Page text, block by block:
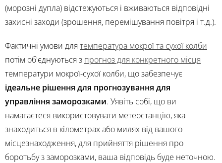
(морозні дупла) відстежуються і вживаються відповідні
захисні заходи (зрошення, перемішування повітря і т.д.).
Фактичні умови для температура мокрої та сухої колби
потім об'єднуються з прогноз для конкретного місця
температури мокрої-сухої колби, що забезпечує
ідеальне рішення для прогнозування для
управління заморозками. Уявіть собі, що ви
намагаєтеся використовувати метеостанцію, яка
знаходиться в кілометрах або милях від вашого
місцезнаходження, для прийняття рішення про
боротьбу з заморозками, ваша відповідь буде неточною.